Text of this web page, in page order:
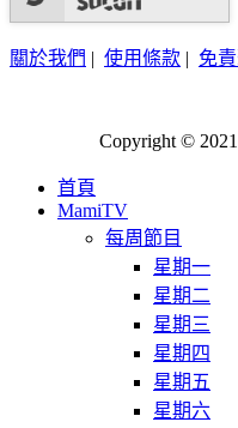
關於我們 | 使用條款 | 免
Copyright ©
首頁
MamiTV
每周節目
星期一
星期二
星期三
星期四
星期五
星期六